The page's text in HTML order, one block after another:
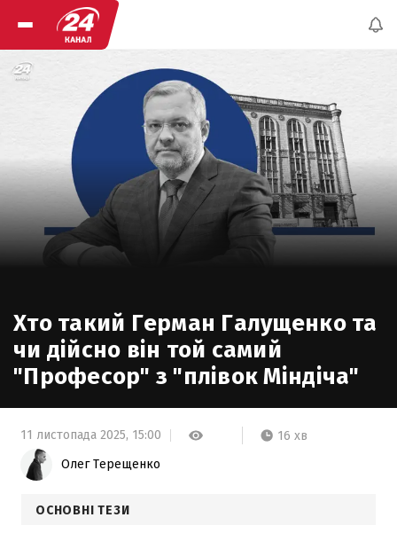
Хто такий Герман Галущенко та
чи дійсно він той самий
"Професор" з "плівок Міндіча"
11 листопада 2025, 15:00
16 хв
Олег Терещенко
ОСНОВНІ ТЕЗИ